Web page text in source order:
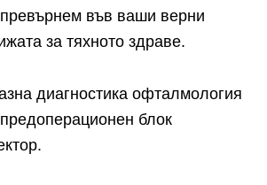
във ваши верни
за тяхното здраве.
диагностика офталмология
блок